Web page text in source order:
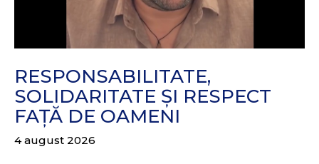
RESPONSABILITATE,
SOLIDARITATE ȘI RESPECT
FAȚĂ DE OAMENI
4 august 2026